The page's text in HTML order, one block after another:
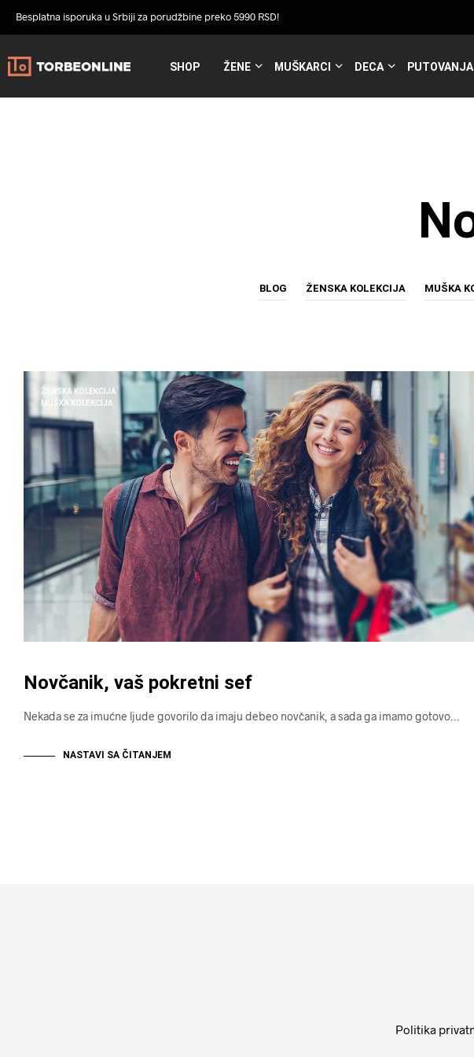
Besplatna isporuka u Srbiji za porudžbine preko 5990 RSD!
SHOP ŽENE MUŠKARCI DECA PUTOVANJA
BLOG ŽENSKA KOLEKCIJA MUŠKA
ŽENSKA KOLEKCIJA
MUŠKA KOLEKCIJA
Novčanik, vaš pokretni sef
Nekada se za imućne ljude govorilo da imaju debeo novčanik, a sada ga imamo gotovo…
NASTAVI SA ČITANJEM
Politika